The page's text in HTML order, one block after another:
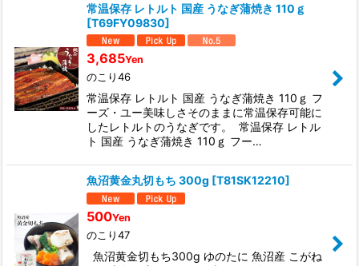
常温保存 レトルト 国産 うなぎ蒲焼き 110ｇ
[T69FY09830]
3,685Yen
のこり46
常温保存 レトルト 国産 うなぎ蒲焼き 110ｇ フ
ーズ・ユー美味しさそのままに常温保存可能に
したレトルトのうなぎです。 常温保存 レトル
ト 国産 うなぎ蒲焼き 110ｇ フー…
魚沼黄金丸切もち 300g [T81SK12210]
500Yen
のこり47
魚沼黄金切もち300g ゆのたに 魚沼産 こがね